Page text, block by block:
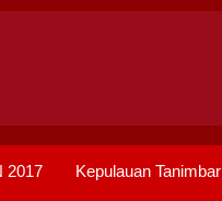
2017 Kepulauan Tanimbar